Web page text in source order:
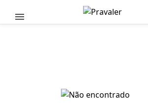
Pular para o conteúdo principal